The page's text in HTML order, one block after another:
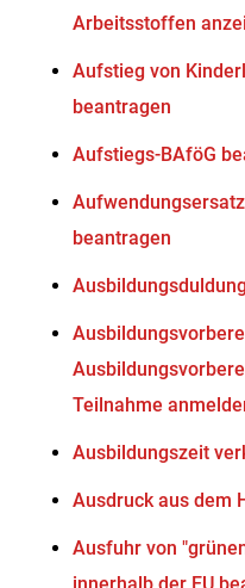
Arbeitsstoffen
Aufstieg von
beantragen
Aufstiegs-BAföG
beantragen
Teilnahme
Ausbildungszeit
Ausdruck aus dem
Ausfuhr von